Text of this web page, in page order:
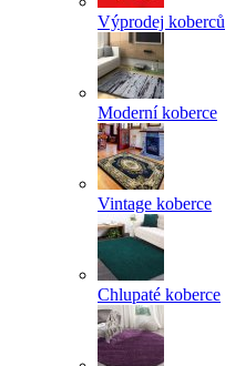
Výprodej koberců
Moderní koberce
Vintage koberce
Chlupaté koberce